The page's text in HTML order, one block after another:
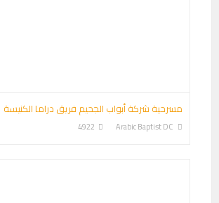
مسرحية شركة أبواب الجحيم فريق دراما الكنيسة
Arabic Baptist DC
4922